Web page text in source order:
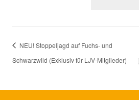
NEU! Stoppeljagd auf Fuchs- und
Schwarzwild (Exklusiv für LJV-Mitglieder)